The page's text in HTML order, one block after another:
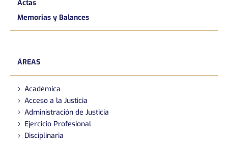
Actas
Memorias y Balances
ÁREAS
Académica
Acceso a la Justicia
Administración de Justicia
Ejercicio Profesional
Disciplinaria